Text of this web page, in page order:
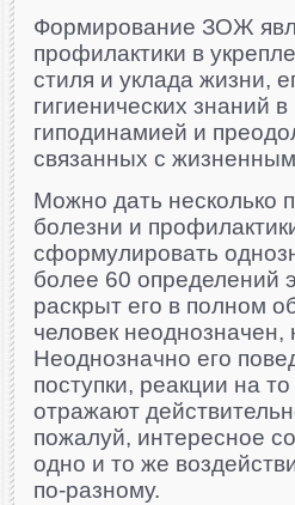
Формирование ЗОЖ
профилактики в
стиля и уклада жизни,
гигиенических знаний
гиподинамией и
связанных с
Можно дать несколько
болезни и
сформулировать
более 60 определений
раскрыт его в полном
человек
Неоднозначно его
поступки, реакции на
отражают
пожалуй, интересное
одно и то же
по-разному.